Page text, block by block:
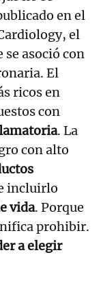
en el
el
asoció con
El
ricos en
con
. La
con alto
incluirlo
vida. Porque
prohibir.
a elegir